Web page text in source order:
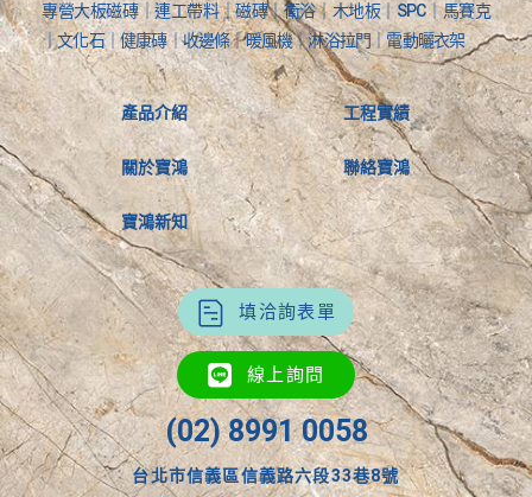
專營大板磁磚｜連工帶料｜磁磚｜衛浴｜木地板｜SPC｜馬賽克
｜文化石｜健康磚｜收邊條｜暖風機｜淋浴拉門｜電動曬衣架
產品介紹
關於寶鴻
寶鴻新知
工程實績
聯絡寶鴻
填洽詢表單
線上詢問
(02) 8991 0058
台北市信義區信義路六段33巷8號